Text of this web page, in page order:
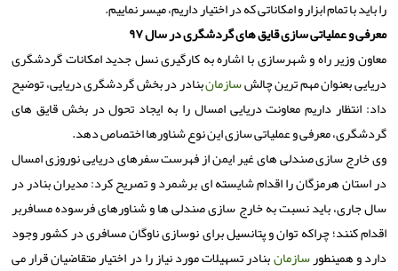
را باید با تمام ابزار و امكاناتی كه در اختیار داریم، میسر نماییم.
معرفی و عملیاتی سازی قایق های گردشگری در سال۹۷
معاون وزیر راه و شهرسازی با اشاره به كارگیری نسل جدید امكانات گردشگری
دریایی بعنوان مهم ترین چالشسازمانبنادر در بخش گردشگری دریایی، توضیح
داد: انتظار داریم معاونت دریایی امسال را به ایجاد تحول در بخش قایق های
گردشگری، معرفی و عملیاتی سازی این نوع شناورها اختصاص دهد.
وی خارج سازی صندلی های غیر ایمن از فهرست سفرهای دریایی نوروزی امسال
در استان هرمزگان را اقدام شایسته ای برشمرد و تصریح كرد: مدیران بنادر در
سال جاری، باید نسبت به خارج سازی صندلی ها و شناورهای فرسوده مسافربر
اقدام كنند؛ چراكه توان و پتانسیل برای نوسازی ناوگان مسافری در كشور وجود
دارد و همینطورسازمانبنادر تسهیلات مورد نیاز را در اختیار متقاضیان قرار می